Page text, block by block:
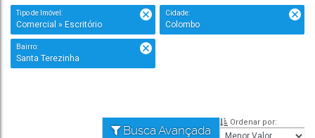
Tipo de Imóvel:
Comercial » Escritório
Cidade:
Colombo
Bairro:
Santa Terezinha
Busca Avançada
Ordenar por: